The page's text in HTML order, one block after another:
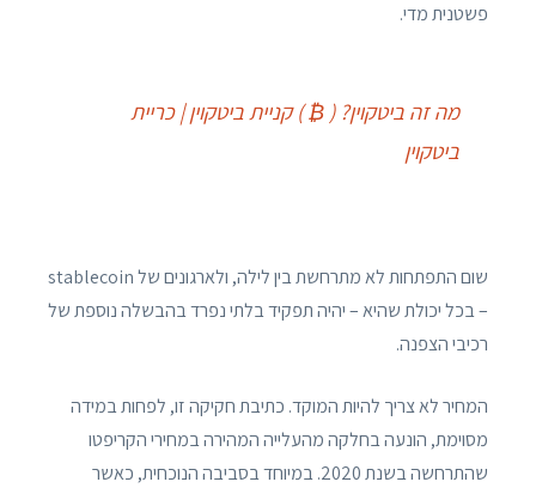
פשטנית מדי.
מה זה ביטקוין? ( ₿ ) קניית ביטקוין | כריית
ביטקוין
שום התפתחות לא מתרחשת בין לילה, ולארגונים של stablecoin
– בכל יכולת שהיא – יהיה תפקיד בלתי נפרד בהבשלה נוספת של
רכיבי הצפנה.
המחיר לא צריך להיות המוקד. כתיבת חקיקה זו, לפחות במידה
מסוימת, הונעה בחלקה מהעלייה המהירה במחירי הקריפטו
שהתרחשה בשנת 2020. במיוחד בסביבה הנוכחית, כאשר